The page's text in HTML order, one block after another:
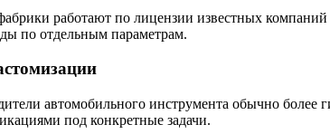
работают по лицензии известных
по отдельным параметрам.
автомобильного инструмента обычно
под конкретные задачи.